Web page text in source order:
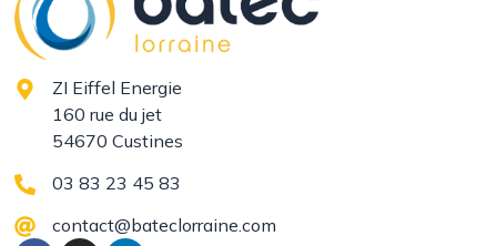
ZI Eiffel Energie
160 rue du jet
54670 Custines
03 83 23 45 83
contact@bateclorraine.com